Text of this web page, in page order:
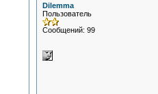
Dilemma
Пользователь
Сообщений: 99